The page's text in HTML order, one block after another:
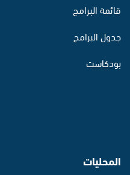
قائمة البرامج
جدول البرامج
بودكاست
المحليات